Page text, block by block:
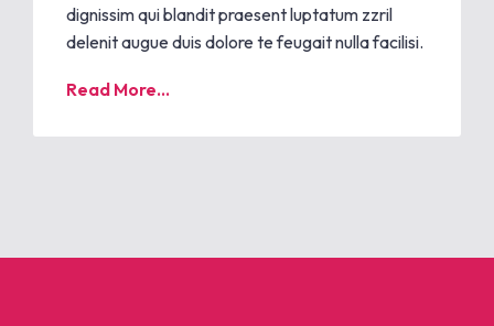
dignissim qui blandit praesent luptatum zzril
delenit augue duis dolore te feugait nulla facilisi.
Read More...